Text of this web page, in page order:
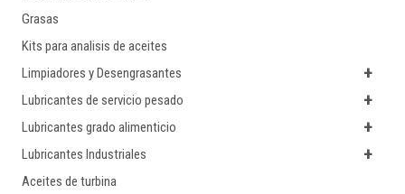
Grasas
Kits para analisis de aceites
+
Limpiadores y Desengrasantes
+
Lubricantes de servicio pesado
+
Lubricantes grado alimenticio
+
Lubricantes Industriales
Aceites de turbina